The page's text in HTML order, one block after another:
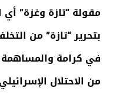
مقولة “تازة وغزة”
بتحرير “تازة” من
في كرامة والمساهمة
من الاحتلال